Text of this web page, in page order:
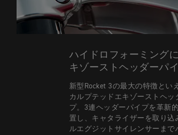
ハイドロフォーミング
キゾーストヘッダーパ
新型Rocket 3の最大の特徴とい
カルプテッドエキゾーストヘッ
プ。3連ヘッダーパイプを革新
置し、キャタライザーを取り込
ルエグジットサイレンサーまで